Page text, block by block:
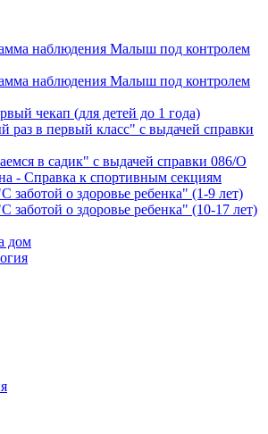
наблюдения Малыш под контролем
наблюдения Малыш под контролем
чекап (для детей до 1 года)
раз в первый класс" с выдачей справки
в садик" с выдачей справки 086/О
- Справка к спортивным секциям
заботой о здоровье ребенка" (1-9 лет)
заботой о здоровье ребенка" (10-17 лет)
дом